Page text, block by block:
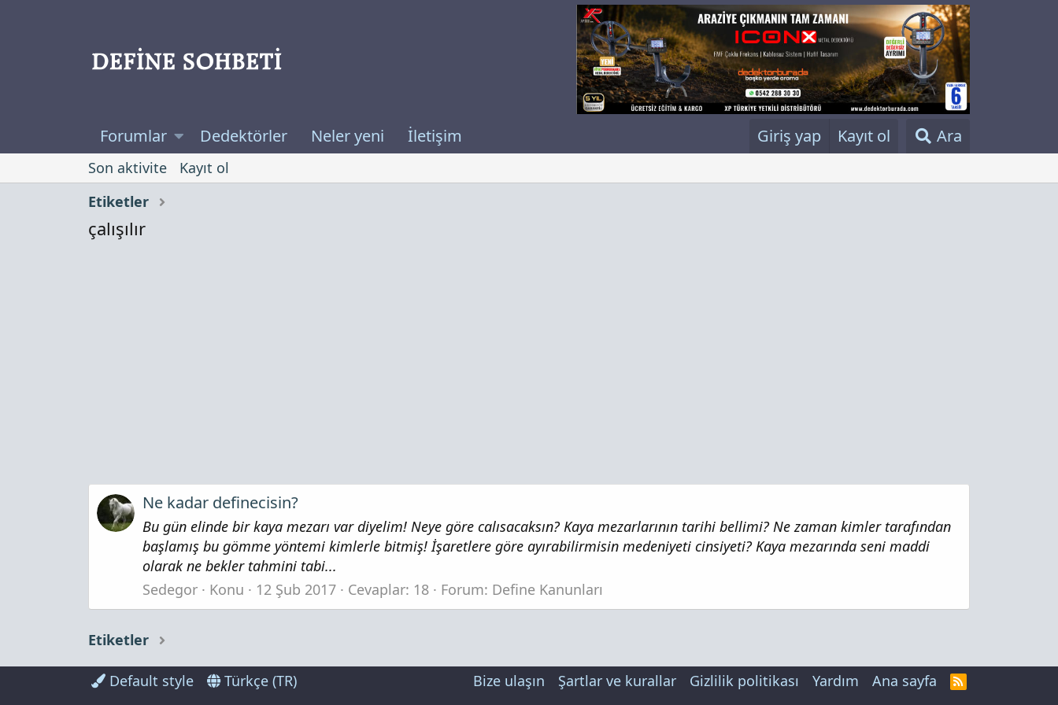
Forumlar Dedektörler Neler yeni İletişim Giriş yap Kayıt ol Ara
Son aktivite
Kayıt ol
Etiketler
çalışılır
Ne kadar definecisin?
Bu gün elinde bir kaya mezarı var diyelim! Neye göre calısacaksın? Kaya mezarlarının tarihi bellimi? Ne zaman kimler tarafından
başlamış bu gömme yöntemi kimlerle bitmiş! İşaretlere göre ayırabilirmisin medeniyeti cinsiyeti? Kaya mezarında seni maddi
olarak ne bekler tahmini tabi...
Sedegor
Konu 12 Şub 2017 Cevaplar: 18 Forum: Define Kanunları
Etiketler
Default style Türkçe (TR) Bize ulaşın Şartlar ve kurallar Gizlilik politikası Yardım Ana sayfa